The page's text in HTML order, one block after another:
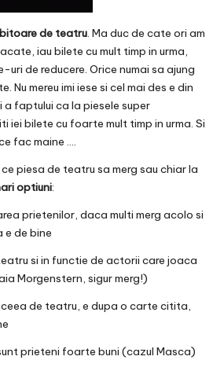
de teatru. Ma duc de cate ori am
iau bilete cu mult timp in urma,
uri de reducere. Orice numai sa ajung
Nu mereu imi iese si cel mai des e din
a faptului ca la piesele super
iei bilete cu foarte mult timp in urma. Si
fac maine ….
piesa de teatru sa merg sau chiar la
optiuni:
prietenilor, daca multi merg acolo si
e de bine
si in functie de actorii care joaca
Morgenstern, sigur merg!)
de teatru, e dupa o carte citita,
prieteni foarte buni (cazul Masca)